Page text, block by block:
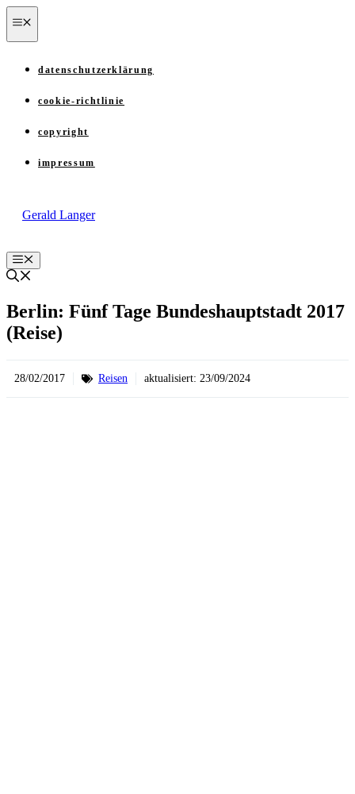
Zum
Inhalt
springen
datenschutzerklärung
cookie-richtlinie
copyright
impressum
Gerald Langer
Menü
Berlin: Fünf Tage Bundeshauptstadt 2017
(Reise)
28/02/2017 Reisen aktualisiert: 23/09/2024